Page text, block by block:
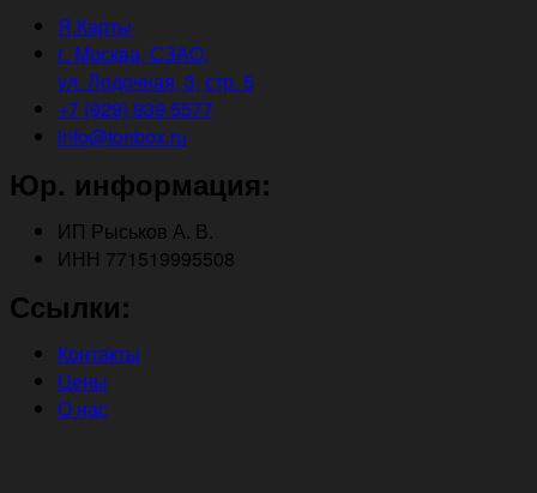
Я.Карты
г. Москва, СЗАО,
ул. Лодочная, 3, стр. 5
+7 (929) 939 5577
info@tonbox.ru
Юр. информация:
ИП Рыськов А. В.
ИНН 771519995508
Ссылки:
Контакты
Цены
О нас